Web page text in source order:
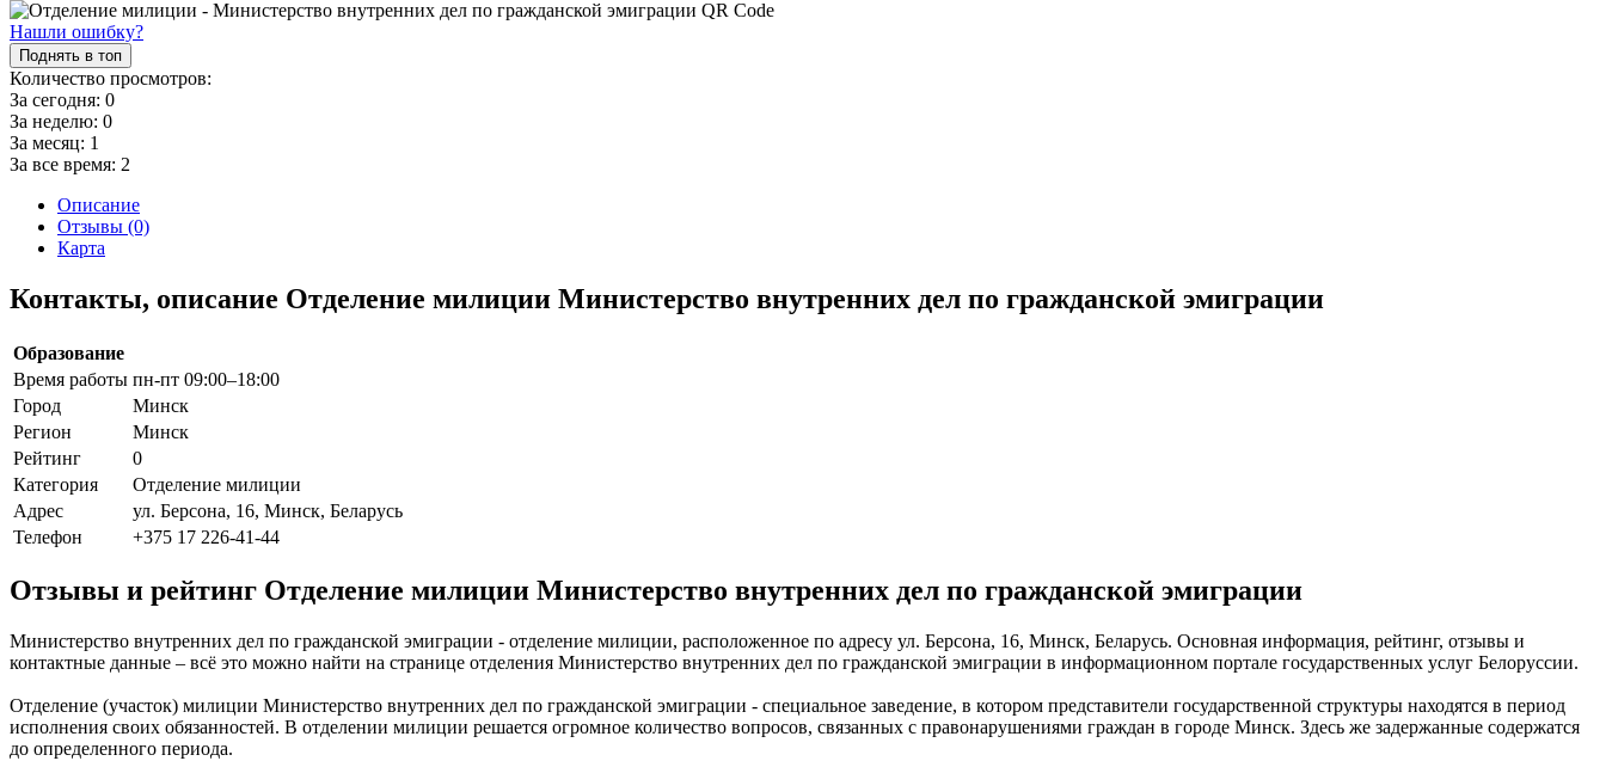
Нашли ошибку?
Поднять в топ
Количество просмотров:
За сегодня: 0
За неделю: 0
За месяц: 1
За все время: 2
Описание
Отзывы (0)
Карта
Контакты, описание Отделение милиции Министерство внутренних дел по гражданской эмиграции
Образование
Время работы пн-пт 09:00–18:00
Город
Минск
Регион
Минск
Рейтинг
0
Категория
Отделение милиции
Адрес
ул. Берсона, 16, Минск, Беларусь
Телефон
+375 17 226-41-44
Отзывы и рейтинг Отделение милиции Министерство внутренних дел по гражданской эмиграции
Министерство внутренних дел по гражданской эмиграции - отделение милиции, расположенное по адресу ул. Берсона, 16, Минск, Беларусь. Основная информация, рейтинг, отзывы и
контактные данные – всё это можно найти на странице отделения Министерство внутренних дел по гражданской эмиграции в информационном портале государственных услуг Белоруссии.
Отделение (участок) милиции Министерство внутренних дел по гражданской эмиграции - специальное заведение, в котором представители государственной структуры находятся в период
исполнения своих обязанностей. В отделении милиции решается огромное количество вопросов, связанных с правонарушениями граждан в городе Минск. Здесь же задержанные содержатся
до определенного периода.